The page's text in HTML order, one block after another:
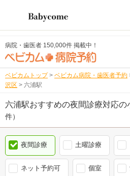
病院・歯医者 150,000件 掲載中！
ベビカムトップ > ベビカム病院・歯医者予約
沢区 > 六浦駅
六浦駅おすすめの夜間診療対応
件）
夜間診療 土曜診療
ネット予約可 個室